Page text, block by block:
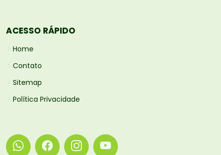
ACESSO RÁPIDO
Home
Contato
Sitemap
Política Privacidade